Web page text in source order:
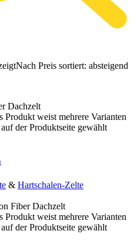
Nach Preis sortiert: absteigend
Produkt weist mehrere Varianten
der Produktseite gewählt
& Hartschalen-Zelte
Produkt weist mehrere Varianten
der Produktseite gewählt